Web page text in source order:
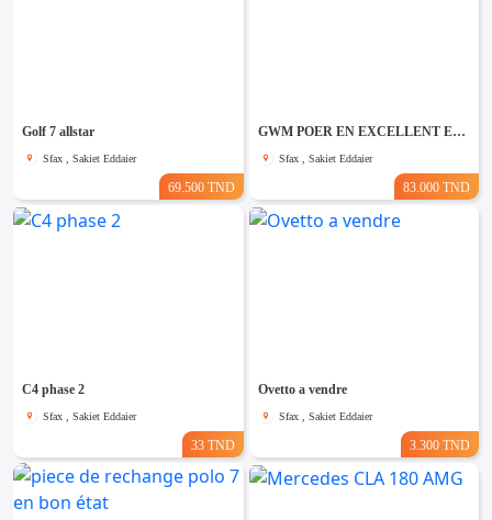
Golf 7 allstar
Sfax , Sakiet Eddaier
69.500 TND
GWM POER EN EXCELLENT ETAT
Sfax , Sakiet Eddaier
83.000 TND
C4 phase 2
Sfax , Sakiet Eddaier
33 TND
Ovetto a vendre
Sfax , Sakiet Eddaier
3.300 TND